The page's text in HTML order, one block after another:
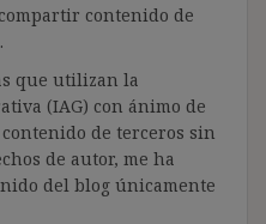
contenido de
que utilizan la
(IAG) con ánimo de
de terceros sin
de autor, me ha
del blog únicamente